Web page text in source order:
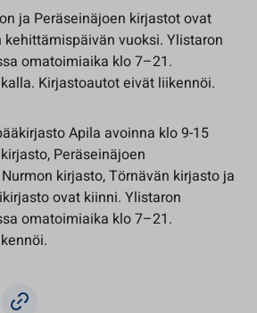
ja Peräseinäjoen kirjastot ovat
vuoksi. Ylistaron
omatoimiaika klo 7–21.
Kirjastoautot eivät liikennöi.
Apila avoinna klo 9-15
Peräseinäjoen
kirjasto, Törnävän kirjasto ja
ovat kiinni. Ylistaron
omatoimiaika klo 7–21.